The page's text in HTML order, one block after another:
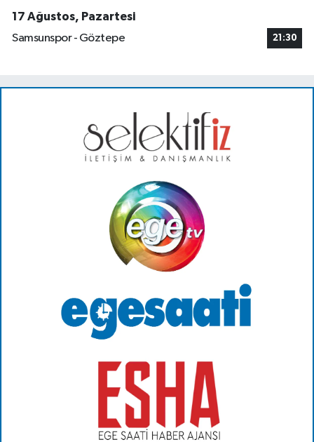
17 Ağustos, Pazartesi
Samsunspor - Göztepe
21:30